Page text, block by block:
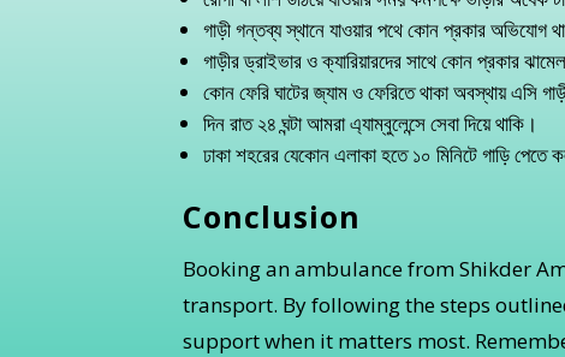
গাড়ী গন্তব্য স্থানে যাওয়ার পথে কোন প্রকার অভিযোগ
গাড়ীর ড্রাইভার ও ক্যারিয়ারদের সাথে কোন প্রকার
কোন ফেরি ঘাটের জ্যাম ও ফেরিতে থাকা অবস্থায় এসি
দিন রাত ২৪ ঘন্টা আমরা এ্যাম্বুলেন্সে সেবা দিয়ে থাকি।
ঢাকা শহরের যেকোন এলাকা হতে ১০ মিনিটে গাড়ি
Conclusion
Booking an ambulance from Shikder
transport. By following the steps
support when it matters most.